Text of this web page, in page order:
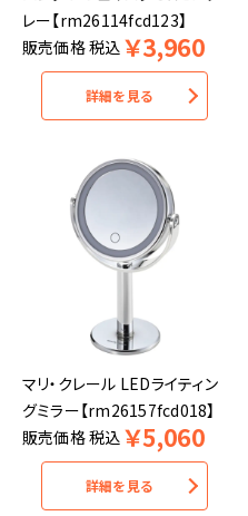
レー【rm26114fcd123】
販売価格税込 ￥3,960
詳細を見る
マリ・クレール LEDライティン
グミラー【rm26157fcd018】
販売価格税込 ￥5,060
詳細を見る